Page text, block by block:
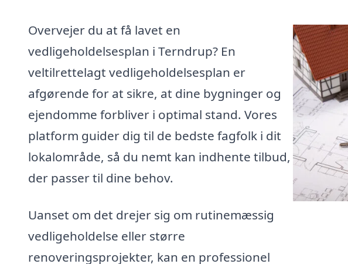
Overvejer du at få lavet en
vedligeholdelsesplan i Terndrup? En
veltilrettelagt vedligeholdelsesplan er
afgørende for at sikre, at dine bygninger og
ejendomme forbliver i optimal stand. Vores
platform guider dig til de bedste fagfolk i dit
lokalområde, så du nemt kan indhente tilbud,
der passer til dine behov.
Uanset om det drejer sig om rutinemæssig
vedligeholdelse eller større
renoveringsprojekter, kan en professionel